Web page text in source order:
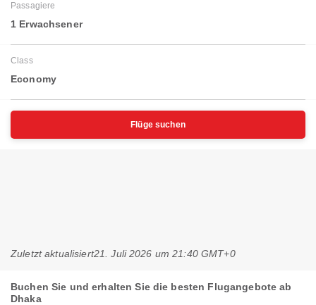
Passagiere
1 Erwachsener
Class
Economy
Flüge suchen
Zuletzt aktualisiert21. Juli 2026 um 21:40 GMT+0
Buchen Sie und erhalten Sie die besten Flugangebote ab
Dhaka